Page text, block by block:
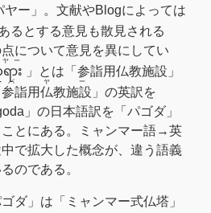
ー」。文献やBlogによっては
るとする意見も散見される
について意見を異にしてい
ား​
ー
」とは「参詣用仏教施設」
参詣用仏教施設
パヤー
」の英訳を
」の日本語訳を「パゴダ」
とにある。ミャンマー語→英
で拡大した概念が、違う語義
のである。
ダ」は「ミャンマー式仏塔」